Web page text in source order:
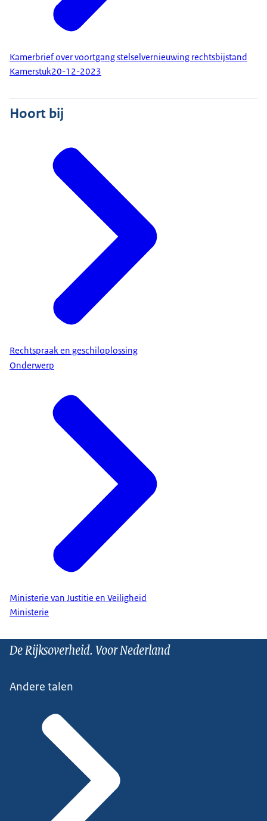
Kamerbrief over voortgang stelselvernieuwing rechtsbijstand
Kamerstuk20-12-2023
Hoort bij
Rechtspraak en geschiloplossing
Onderwerp
Ministerie van Justitie en Veiligheid
Ministerie
De Rijksoverheid. Voor Nederland
Andere talen